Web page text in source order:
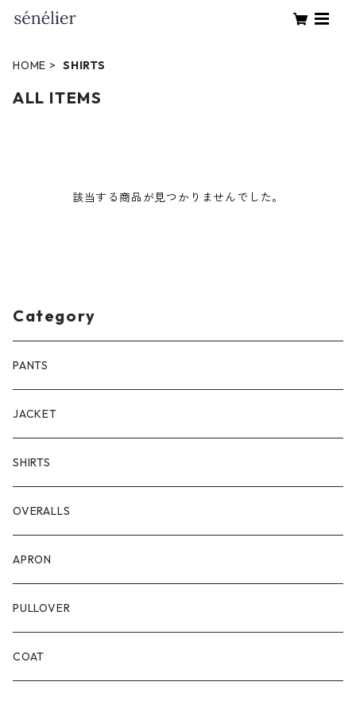
HOME SHIRTS
ALL ITEMS
該当する商品が見つかりませんでした。
Category
PANTS
JACKET
SHIRTS
OVERALLS
APRON
PULLOVER
COAT